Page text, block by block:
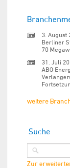
3. August
Berliner
70
31. Juli
ABO
weitere
Suche
Zur